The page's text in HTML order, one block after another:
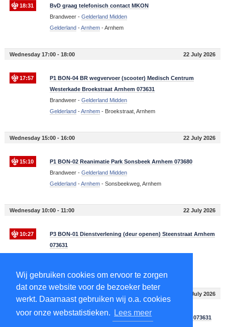
Wij gebruiken cookies om ervoor te zorgen
dat onze website voor de bezoeker beter
werkt. Daarnaast gebruiken wij o.a. cookies
voor onze webstatistieken.
Lees meer
18:31
BvD graag telefonisch contact MKON
Brandweer - Gelderland Midden
Gelderland-Arnhem-Arnhem
Wednesday 17:00 - 18:00 22 July 2026
17:57
P1 BON-04 BR wegvervoer (scooter) Medisch Centrum
Westerkade Broekstraat Arnhem 073631
Brandweer - Gelderland Midden
Gelderland-Arnhem- Broekstraat, Arnhem
Wednesday 15:00 - 16:00 22 July 2026
15:10
P1 BON-02 Reanimatie Park Sonsbeek Arnhem 073680
Brandweer - Gelderland Midden
Gelderland-Arnhem- Sonsbeekweg, Arnhem
Wednesday 10:00 - 11:00 22 July 2026
10:27
P3 BON-01 Dienstverlening (deur openen) Steenstraat Arnhem
073631
21 July 2026
22:33
P2 BON-12 Dier in problemen Monnikensteeg Arnhem 073631